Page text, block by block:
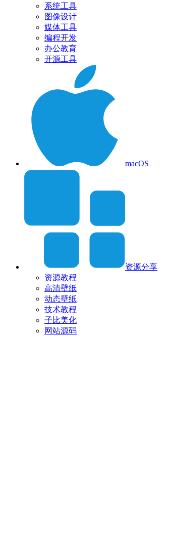
系统工具
图像设计
媒体工具
编程开发
办公教育
开源工具
macOS
资源分享
资源教程
高清壁纸
动态壁纸
技术教程
子比美化
网站源码